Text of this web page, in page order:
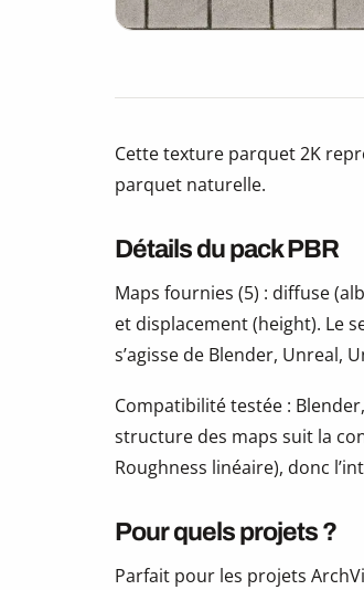
Cette texture parquet 2K
parquet naturelle.
Détails du pack PBR
Maps fournies (5) : diffuse
et displacement (height). Le
s’agisse de Blender, Unreal,
Compatibilité testée :
structure des maps suit la
Roughness linéaire), donc
Pour quels projets ?
Parfait pour les projets